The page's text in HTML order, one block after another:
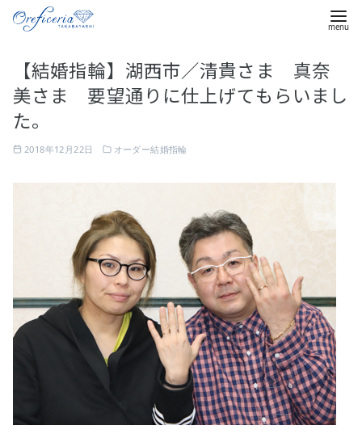
【結婚指輪】湖西市／清貴さま 真奈
美さま 要望通りに仕上げてもらいまし
た。
2018年12月22日 オーダー結婚指輪